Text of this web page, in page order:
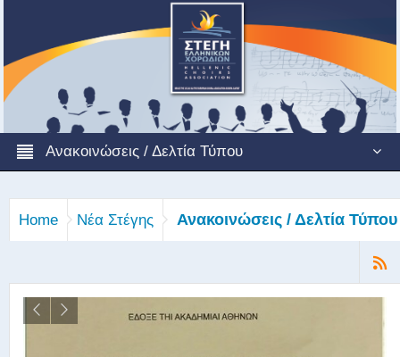
Ανακοινώσεις / Δελτία Τύπου
Home Νέα Στέγης Ανακοινώσεις / Δελτία Τύπου